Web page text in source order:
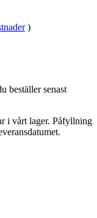
)
beställer senast
i vårt lager. Påfyllning